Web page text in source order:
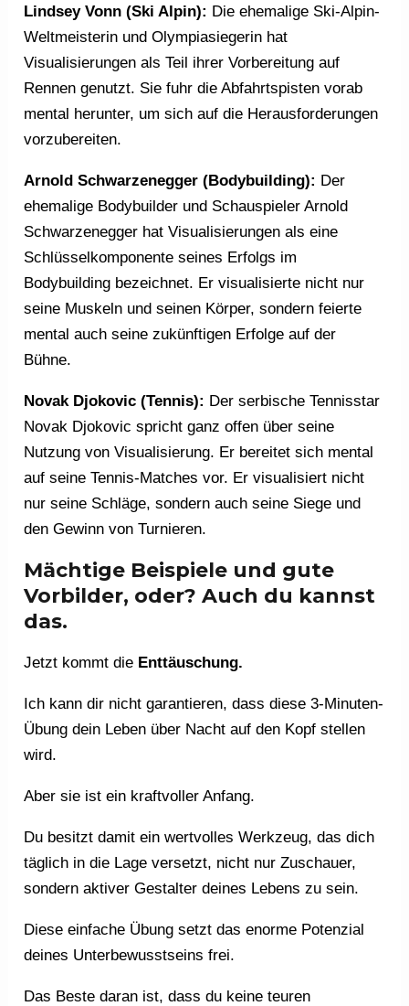
Lindsey Vonn (Ski Alpin): Die ehemalige Ski-Alpin-
Weltmeisterin und Olympiasiegerin hat
Visualisierungen als Teil ihrer Vorbereitung auf
Rennen genutzt. Sie fuhr die Abfahrtspisten vorab
mental herunter, um sich auf die Herausforderungen
vorzubereiten.
Arnold Schwarzenegger (Bodybuilding): Der
ehemalige Bodybuilder und Schauspieler Arnold
Schwarzenegger hat Visualisierungen als eine
Schlüsselkomponente seines Erfolgs im
Bodybuilding bezeichnet. Er visualisierte nicht nur
seine Muskeln und seinen Körper, sondern feierte
mental auch seine zukünftigen Erfolge auf der
Bühne.
Novak Djokovic (Tennis): Der serbische Tennisstar
Novak Djokovic spricht ganz offen über seine
Nutzung von Visualisierung. Er bereitet sich mental
auf seine Tennis-Matches vor. Er visualisiert nicht
nur seine Schläge, sondern auch seine Siege und
den Gewinn von Turnieren.
Mächtige Beispiele und gute
Vorbilder, oder? Auch du kannst
das.
Jetzt kommt die Enttäuschung.
Ich kann dir nicht garantieren, dass diese 3-Minuten-
Übung dein Leben über Nacht auf den Kopf stellen
wird.
Aber sie ist ein kraftvoller Anfang.
Du besitzt damit ein wertvolles Werkzeug, das dich
täglich in die Lage versetzt, nicht nur Zuschauer,
sondern aktiver Gestalter deines Lebens zu sein.
Diese einfache Übung setzt das enorme Potenzial
deines Unterbewusstseins frei.
Das Beste daran ist, dass du keine teuren